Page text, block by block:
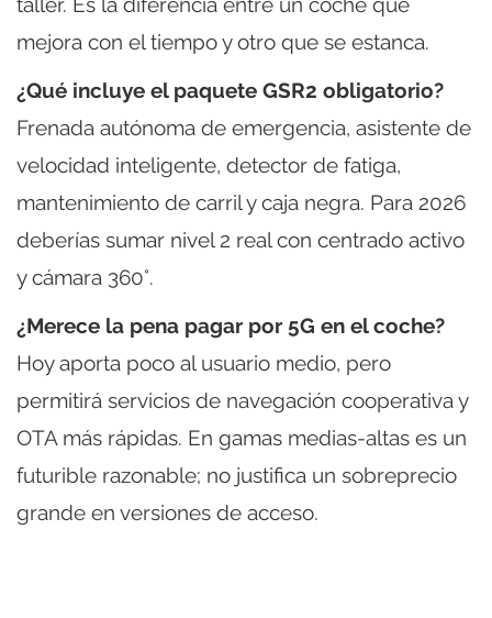
mejora con el tiempo y otro que se estanca.
¿Qué incluye el paquete GSR2 obligatorio?
Frenada autónoma de emergencia, asistente de
velocidad inteligente, detector de fatiga,
mantenimiento de carril y caja negra. Para 2026
deberías sumar nivel 2 real con centrado activo
y cámara 360°.
¿Merece la pena pagar por 5G en el coche?
Hoy aporta poco al usuario medio, pero
permitirá servicios de navegación cooperativa y
OTA más rápidas. En gamas medias-altas es un
futurible razonable; no justifica un sobreprecio
grande en versiones de acceso.